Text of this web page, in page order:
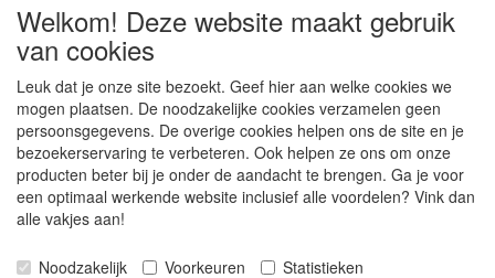
SOCIALE MEDIA
De webshop voor kunststof platen, folies, buizen
Kunststof bewerkingen, productontwerp en
Welkom! Deze website maakt gebruik
van cookies
Leuk dat je onze site bezoekt. Geef hier aan welke cookies we
mogen plaatsen. De noodzakelijke cookies verzamelen geen
persoonsgegevens. De overige cookies helpen ons de site en je
bezoekerservaring te verbeteren. Ook helpen ze ons om onze
producten beter bij je onder de aandacht te brengen. Ga je voor
een optimaal werkende website inclusief alle voordelen? Vink dan
alle vakjes aan!
Noodzakelijk Voorkeuren Statistieken